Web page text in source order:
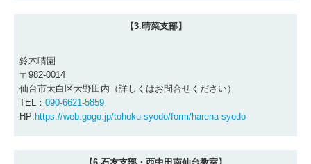
【3.晴菜支部】
鈴木晴園
〒982-0014
仙台市太白区大野田内（詳しくはお問合せください）
TEL： 090-6621-5859
HP:https://web.gogo.jp/tohoku-syodo/form/harena-syodo